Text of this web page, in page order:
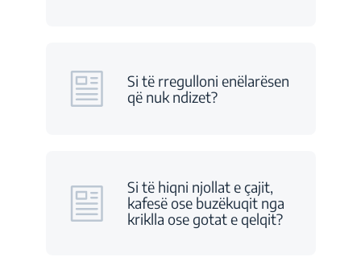
Si të rregulloni enëlarësen
që nuk ndizet?
Si të hiqni njollat e çajit,
kafesë ose buzëkuqit nga
kriklla ose gotat e qelqit?